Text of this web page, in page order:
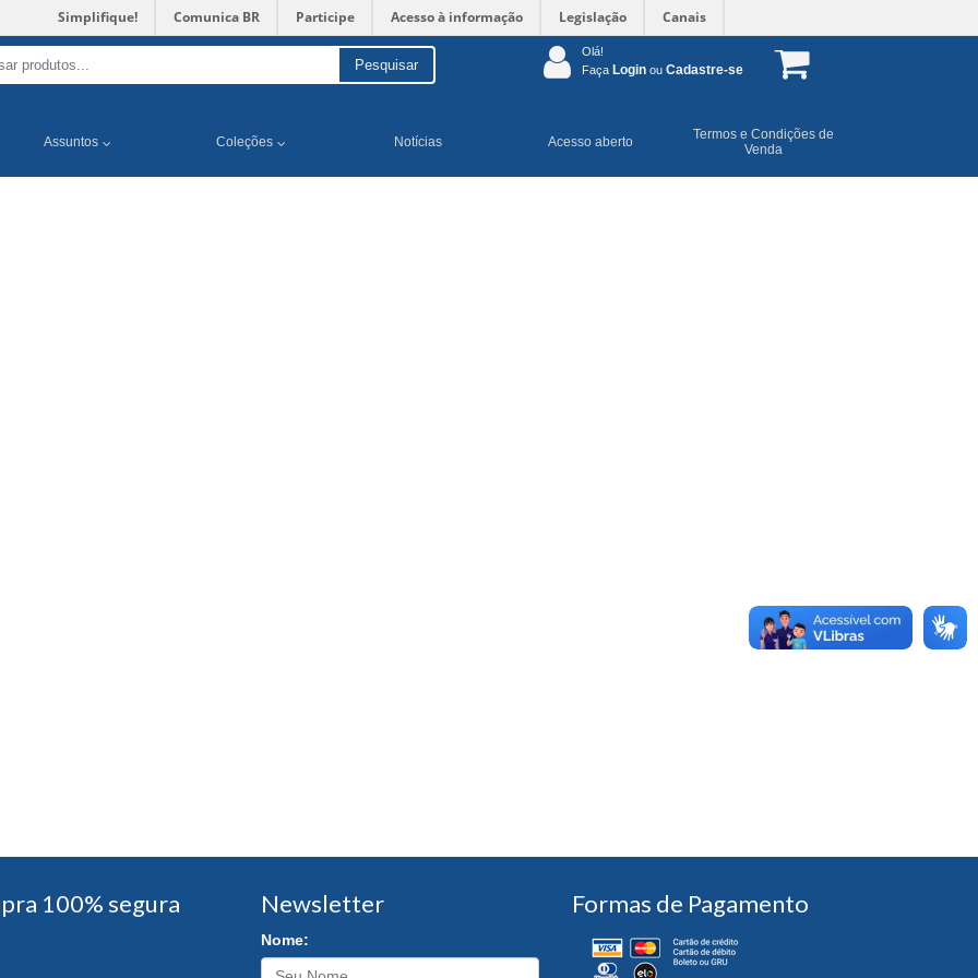
Simplifique! Comunica BR Participe Acesso à informação Legislação Canais
Pesquisar
Olá!
Faça Login ou Cadastre-se
Assuntos Coleções Notícias Acesso aberto
Termos e Condições de
Venda
100% segura Newsletter
Nome:
Formas de Pagamento